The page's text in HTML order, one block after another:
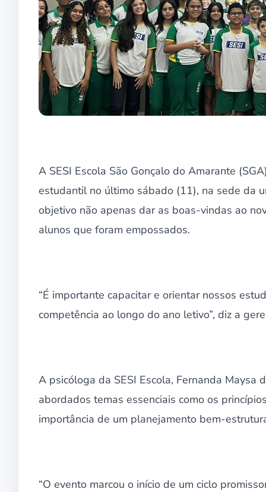
A SESI Escola São Gonçalo do Amarante
estudantil no último sábado (11), na sede da
objetivo não apenas dar as boas-vindas ao
alunos que foram empossados.
“É importante capacitar e orientar nossos
competência ao longo do ano letivo”, diz a
A psicóloga da SESI Escola, Fernanda Maysa
abordados temas essenciais como os
importância de um planejamento bem-
“O evento marcou o início de um ciclo